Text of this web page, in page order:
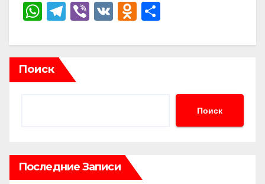
W
at
s
A
T
e
gr
a
Vi
er
V
O
n
р
ть
Поиск
Поиск
Последние Записи